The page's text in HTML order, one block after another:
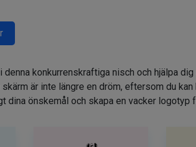
konkurrenskraftiga nisch och hjälpa
är inte längre en dröm, eftersom du
dina önskemål och skapa en vacker logotyp